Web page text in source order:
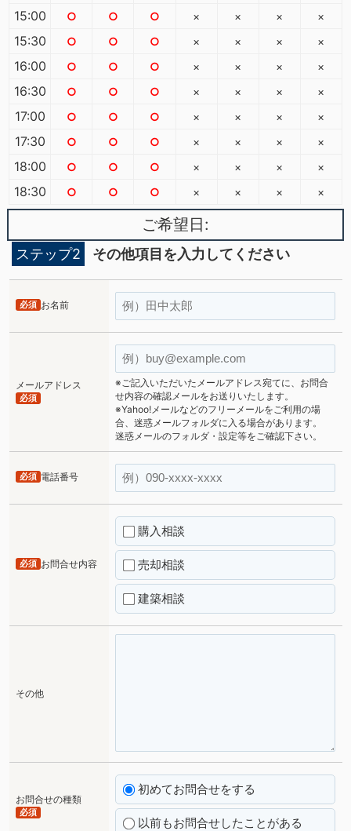
15:00
15:30
16:00
16:30
17:00
17:30
18:00
18:30
○
○
○
○
○
○
○
○
○
○
○
○
○
○
○
○
○
○
○
○
○
○
○
○
×
×
×
×
×
×
×
×
×
×
×
×
×
×
×
×
×
×
×
×
×
×
×
×
×
×
×
×
×
×
×
×
ご希望日:
ステップ2 その他項目を入力してください
お名前
必須
メールアドレス
必須
※ご記入いただいたメールアドレス宛てに、お問合
せ内容の確認メールをお送りいたします。
※Yahoo!メールなどのフリーメールをご利用の場
合、迷惑メールフォルダに入る場合があります。
迷惑メールのフォルダ・設定等をご確認下さい。
電話番号
必須
お問合せ内容
必須
購入相談
売却相談
建築相談
その他
お問合せの種類
必須
初めてお問合せをする
以前もお問合せしたことがある